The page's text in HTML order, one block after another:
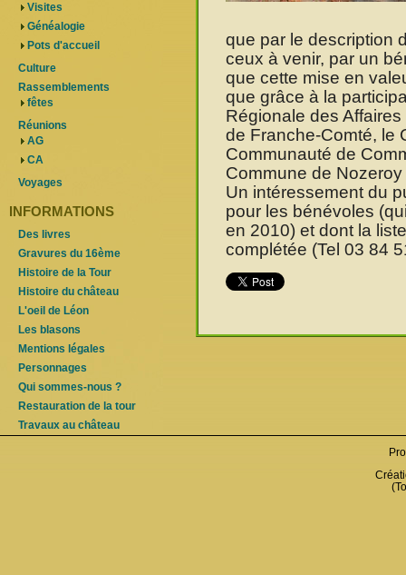
que par le description
ceux à venir, par un
que cette mise en
que grâce à la
Régionale des
de Franche-Comté, le
Communauté de
Commune de
Un intéressement du
pour les bénévoles
en 2010) et dont la
complétée (Tel 03 84
Visites
Généalogie
Pots d'accueil
Culture
Rassemblements
fêtes
Réunions
AG
CA
Voyages
INFORMATIONS
Des livres
Gravures du 16ème
Histoire de la Tour
Histoire du château
L'oeil de Léon
Les blasons
Mentions légales
Personnages
Qui sommes-nous ?
Restauration de la tour
Travaux au château